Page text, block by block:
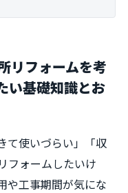
リフォームを考
い基礎知識とお
て使いづらい」「収
フォームしたいけ
や工事期間が気にな